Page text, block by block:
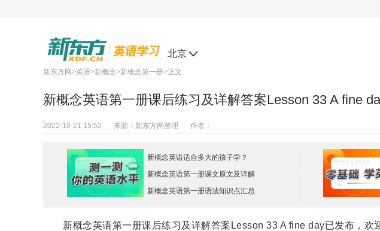
北京
新东方网>英语>新概念>新概念第一册>正文
新概念英语第一册课后练习及详解答案Lesson 33 A fine
2022-10-21 15:52 来源： 新东方网整理 作者：
新概念英语适合多大的孩子学？
新概念英语第一册课文原文及详解
新概念英语第一册语法知识点汇总
新概念英语第一册课后练习及详解答案Lesson 33 A fine day已发布，欢